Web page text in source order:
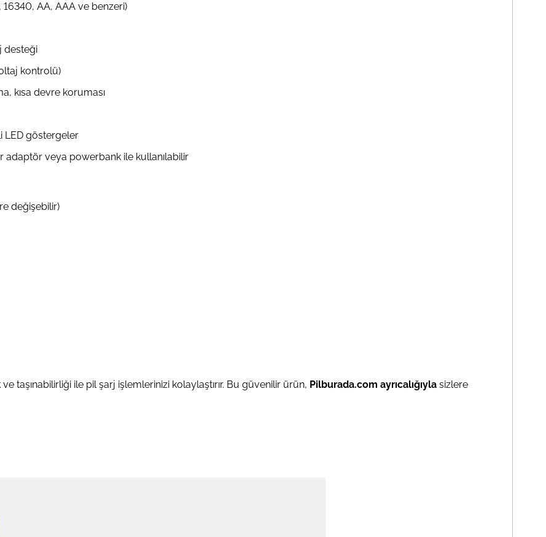
AA, AAA ve benzeri)
desteği
kontrolü)
kısa devre koruması
LED göstergeler
adaptör veya powerbank ile kullanılabilir
değişebilir)
taşınabilirliği ile pil şarj işlemlerinizi kolaylaştırır. Bu güvenilir ürün, Pilburada.com ayrıcalığıyla sizlere